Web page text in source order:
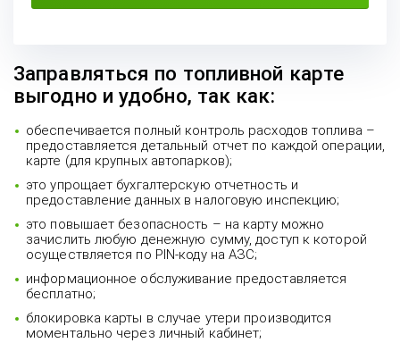
Заправляться по топливной карте
выгодно и удобно, так как:
обеспечивается полный контроль расходов топлива –
предоставляется детальный отчет по каждой операции,
карте (для крупных автопарков);
это упрощает бухгалтерскую отчетность и
предоставление данных в налоговую инспекцию;
это повышает безопасность – на карту можно
зачислить любую денежную сумму, доступ к которой
осуществляется по PIN-коду на АЗС;
информационное обслуживание предоставляется
бесплатно;
блокировка карты в случае утери производится
моментально через личный кабинет;